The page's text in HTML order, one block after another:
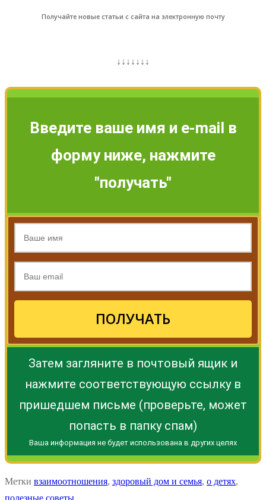
Получайте новые статьи с сайта на электронную почту
↓↓↓↓↓↓↓
Введите ваше имя и e-mail в
форму ниже, нажмите
"получать"
ПОЛУЧАТЬ
Затем загляните в почтовый ящик и
нажмите соответствующую ссылку в
пришедшем письме (проверьте, может
попасть в папку спам)
Ваша информация не будет использована в других целях
Метки взаимоотношения, здоровый дом и семья, о детях,
полезные советы